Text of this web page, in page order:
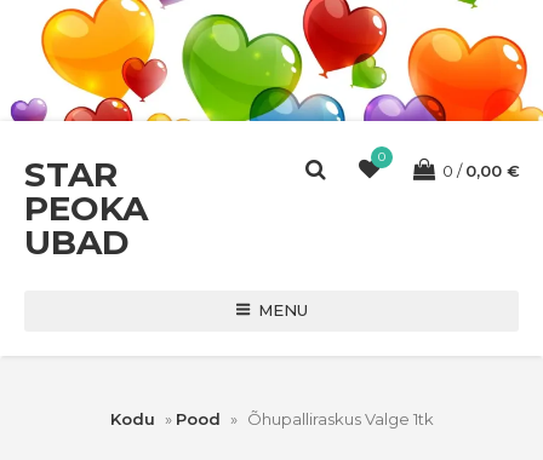
STAR
PEOKA
UBAD
0
0 0,00 €
MENU
Kodu » Pood » Õhupalliraskus Valge 1tk